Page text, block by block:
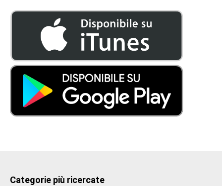
Categorie più ricercate